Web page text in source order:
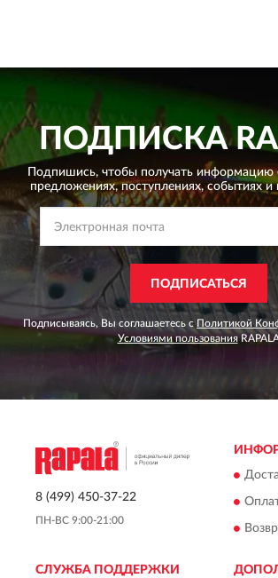
ПОДПИСКА
Подпишись, чтобы получать информацию
предложениях,поступлениях, событиях
ПОДПИСАТЬСЯ
Подписываясь, Вы соглашаетесь сПолитикой
Условиями пользования
8 (499) 450-37-22
ПН-ВС 9:00-21:00
СЛУЖБА ПОДДЕРЖКИ